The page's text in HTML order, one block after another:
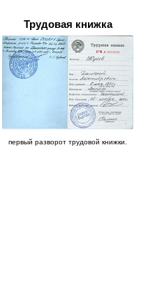
Трудовая книжка
первый разворот трудовой книжки.